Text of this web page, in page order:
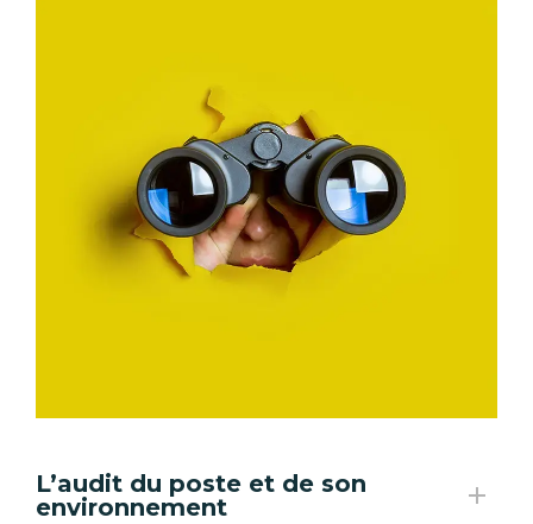
L’audit du poste et de son
environnement